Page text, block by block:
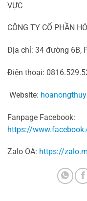
VỰC
CÔNG TY CỔ PHẦN
Địa chỉ: 34 đường 6B,
Điện thoại:
Website:
Fanpage Facebook:
https://
Zalo OA: https://